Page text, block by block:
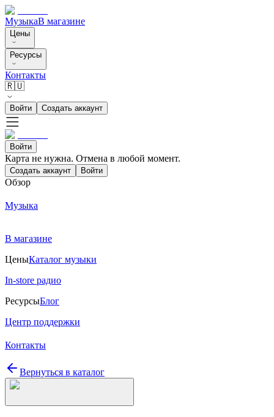
МузыкаВ магазине
Цены
Ресурсы
Контакты
🇷🇺
Войти Создать аккаунт
Войти
Карта не нужна. Отмена в любой момент.
Создать аккаунт Войти
Обзор
Музыка
В магазине
ЦеныКаталог музыки
In-store радио
РесурсыБлог
Центр поддержки
Контакты
Вернуться в каталог